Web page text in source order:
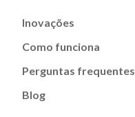
Inovações
Como funciona
Perguntas frequentes
Blog